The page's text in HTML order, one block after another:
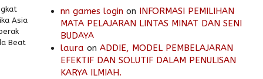
Asia
Beat
nn games login on INFORMASI PEMILIHAN
MATA PELAJARAN LINTAS MINAT DAN SENI
BUDAYA
laura on ADDIE, MODEL PEMBELAJARAN
EFEKTIF DAN SOLUTIF DALAM PENULISAN
KARYA ILMIAH.